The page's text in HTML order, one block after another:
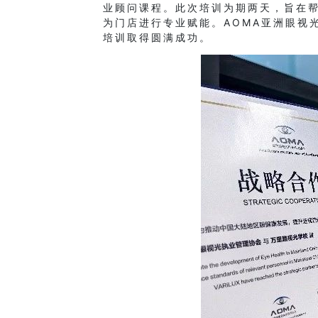
业顾问课程。此次培训为期两天，旨在
为门店进行专业赋能。AOMA亚洲眼视
培训取得圆满成功。